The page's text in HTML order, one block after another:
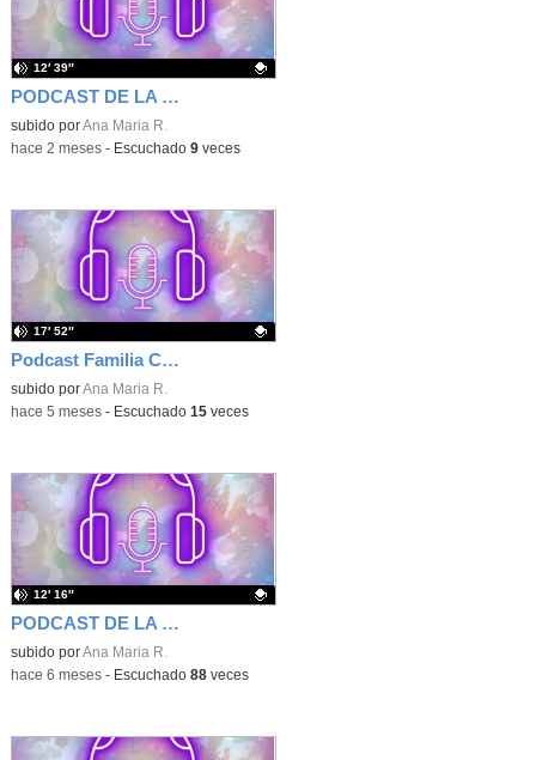
PODCAST DE LA FAMILIA CHURCHILL EPISODIO 3
Contenido educativo.
subido porAna Maria R.
12′ 39″
-hace 2 meses- Escuchado 9veces
Podcast Familia Churchill temporada 3 episodio 2
Contenido educativo.
subido porAna Maria R.
17′ 52″
-hace 5 meses- Escuchado 15veces
PODCAST DE LA FAMILIA CHURCHILL , TEMPORADA 3 EPISODIO 1
Contenido educativo.
subido porAna Maria R.
12′ 16″
-hace 6 meses- Escuchado 88veces